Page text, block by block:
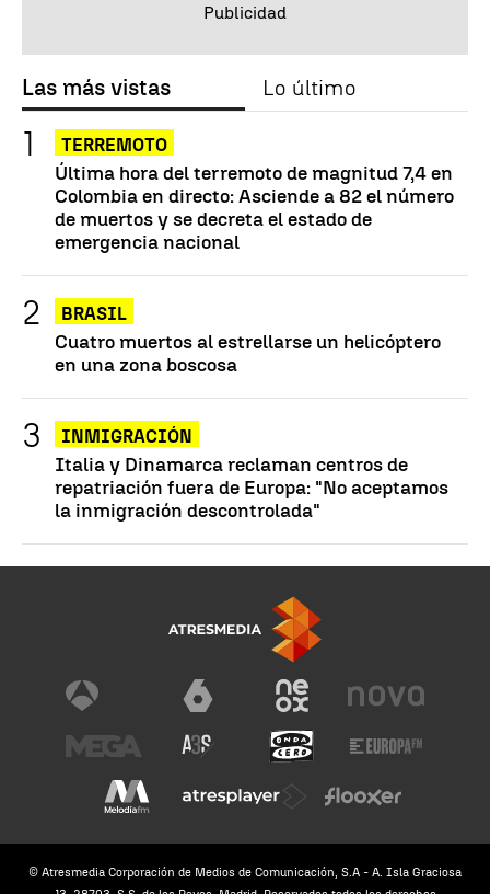
Las más vistas Lo último
TERREMOTO
Última hora del terremoto de magnitud 7,4 en
Colombia en directo: Asciende a 82 el número
de muertos y se decreta el estado de
emergencia nacional
BRASIL
Cuatro muertos al estrellarse un helicóptero
en una zona boscosa
INMIGRACIÓN
Italia y Dinamarca reclaman centros de
repatriación fuera de Europa: "No aceptamos
la inmigración descontrolada"
© Atresmedia Corporación de Medios de Comunicación, S.A - A. Isla Graciosa